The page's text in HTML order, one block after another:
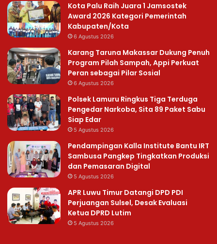
Kota Palu Raih Juara 1 Jamsostek
Award 2026 Kategori Pemerintah
Kabupaten/Kota
6 Agustus 2026
Karang Taruna Makassar Dukung Penuh
Program Pilah Sampah, Appi Perkuat
Peran sebagai Pilar Sosial
6 Agustus 2026
Polsek Lamuru Ringkus Tiga Terduga
Pengedar Narkoba, Sita 89 Paket Sabu
Siap Edar
5 Agustus 2026
Pendampingan Kalla Institute Bantu IRT
Sambusa Pangkep Tingkatkan Produksi
dan Pemasaran Digital
5 Agustus 2026
APR Luwu Timur Datangi DPD PDI
Perjuangan Sulsel, Desak Evaluasi
Ketua DPRD Lutim
5 Agustus 2026